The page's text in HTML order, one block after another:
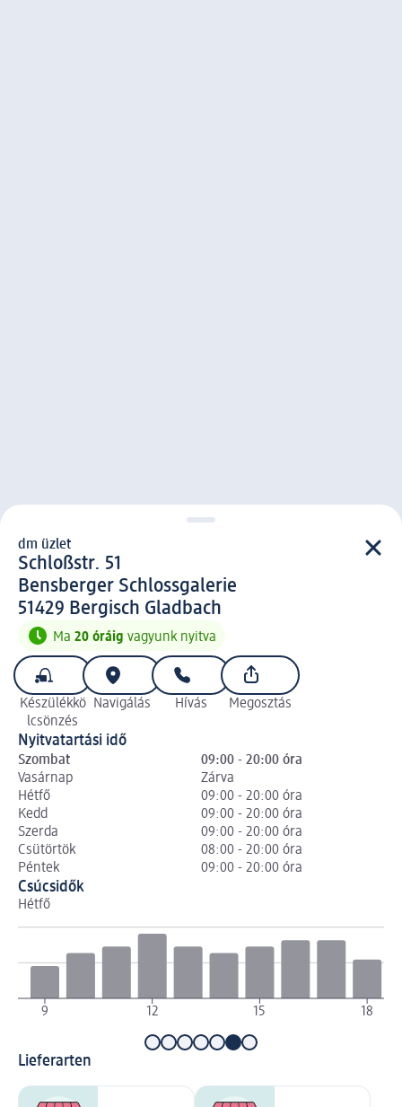
d m üzlet
dm üzlet
Schloßstr. 51
Bensberger Schlossgalerie
5 1 4 2 9
51429 Bergisch Gladbach
Ma 20 óráig vagyunk nyitva
Készülékkö
lcsönzés
Navigálás Hívás Megosztás
Nyitvatartási idő
Szombat
09:00 - 20:00 óra
Vasárnap
Zárva
Hétfő
09:00 - 20:00 óra
Kedd
09:00 - 20:00 óra
Szerda
09:00 - 20:00 óra
Csütörtök
08:00 - 20:00 óra
Péntek
09:00 - 20:00 óra
Csúcsidők
Hétfő
9 12 15 18
Lieferarten